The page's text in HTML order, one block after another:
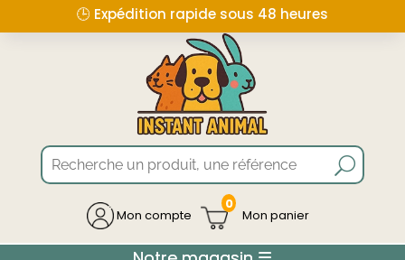
🕒 Expédition rapide sous 48 heures
Mon compte
0